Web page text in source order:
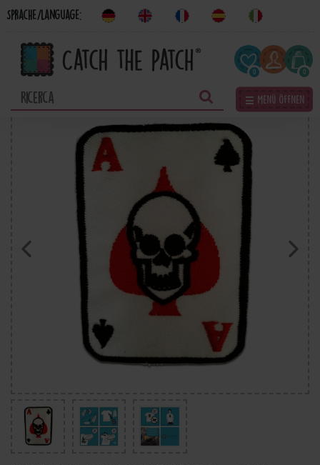
Sprache/Language:
0
☰ Menü öffnen